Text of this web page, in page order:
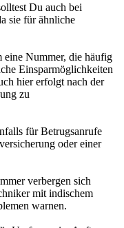
Du auch bei
sie für ähnliche
eine Nummer, die häufig
Einsparmöglichkeiten
hier erfolgt nach der
zu
für Betrugsanrufe
oder einer
verbergen sich
mit indischem
warnen.